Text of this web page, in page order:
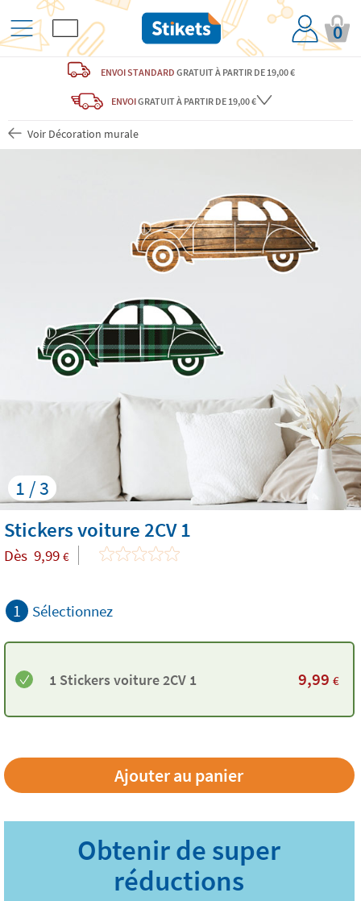
0
ENVOI STANDARD GRATUITÀ PARTIR DE 19,00 €
ENVOIGRATUITÀ PARTIR DE 19,00 €
Voir Décoration murale
1 / 3
Stickers voiture 2CV 1
Dès 9,99 €
1 Sélectionnez
1 Stickers voiture 2CV 1 9,99 €